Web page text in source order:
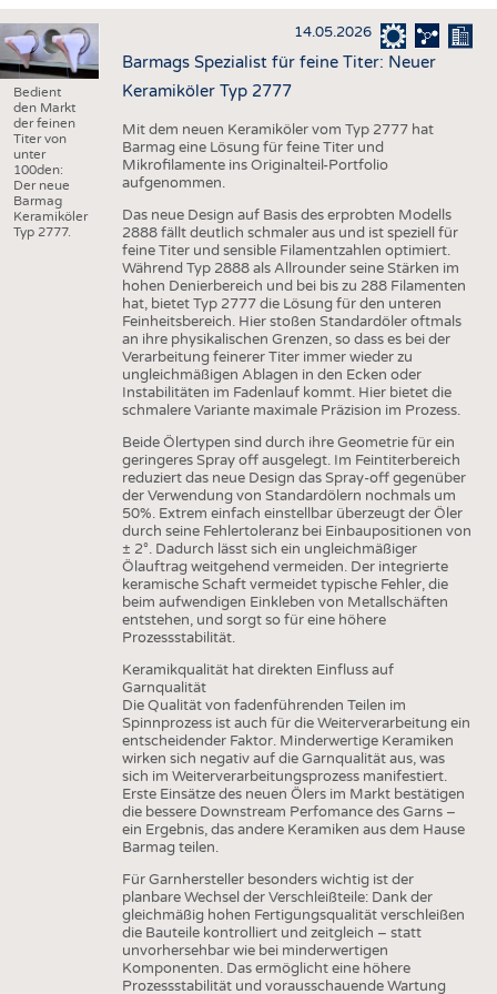
HAUS- UND HEIMTEXTILIEN
BEKLEIDUNG
TESTS
BUSINESS
UNTERNEHMEN
AUSSCHREIBUNGEN
DTV AUSSCHREIBUNGSDIENST
STATISTICS
ADRESSEN & LINKS
PUBLIKATIONEN
TERMINE
BRANCHENTERMINE
Bedient
den Markt
der feinen
Titer von
unter
100den:
Der neue
Barmag
Keramiköler
Typ 2777.
14.05.2026
Barmags Spezialist für feine Titer: Neuer
Keramiköler Typ 2777
Mit dem neuen Keramiköler vom Typ 2777 hat
Barmag eine Lösung für feine Titer und
Mikrofilamente ins Originalteil-Portfolio
aufgenommen.
Das neue Design auf Basis des erprobten Modells
2888 fällt deutlich schmaler aus und ist speziell für
feine Titer und sensible Filamentzahlen optimiert.
Während Typ 2888 als Allrounder seine Stärken im
hohen Denierbereich und bei bis zu 288 Filamenten
hat, bietet Typ 2777 die Lösung für den unteren
Feinheitsbereich. Hier stoßen Standardöler oftmals
an ihre physikalischen Grenzen, so dass es bei der
Verarbeitung feinerer Titer immer wieder zu
ungleichmäßigen Ablagen in den Ecken oder
Instabilitäten im Fadenlauf kommt. Hier bietet die
schmalere Variante maximale Präzision im Prozess.
Beide Ölertypen sind durch ihre Geometrie für ein
geringeres Spray off ausgelegt. Im Feintiterbereich
reduziert das neue Design das Spray-off gegenüber
der Verwendung von Standardölern nochmals um
50%. Extrem einfach einstellbar überzeugt der Öler
durch seine Fehlertoleranz bei Einbaupositionen von
± 2°. Dadurch lässt sich ein ungleichmäßiger
Ölauftrag weitgehend vermeiden. Der integrierte
keramische Schaft vermeidet typische Fehler, die
beim aufwendigen Einkleben von Metallschäften
entstehen, und sorgt so für eine höhere
Prozessstabilität.
Keramikqualität hat direkten Einfluss auf
Garnqualität
Die Qualität von fadenführenden Teilen im
Spinnprozess ist auch für die Weiterverarbeitung ein
entscheidender Faktor. Minderwertige Keramiken
wirken sich negativ auf die Garnqualität aus, was
sich im Weiterverarbeitungsprozess manifestiert.
Erste Einsätze des neuen Ölers im Markt bestätigen
die bessere Downstream Perfomance des Garns –
ein Ergebnis, das andere Keramiken aus dem Hause
Barmag teilen.
Für Garnhersteller besonders wichtig ist der
planbare Wechsel der Verschleißteile: Dank der
gleichmäßig hohen Fertigungsqualität verschleißen
die Bauteile kontrolliert und zeitgleich – statt
unvorhersehbar wie bei minderwertigen
Komponenten. Das ermöglicht eine höhere
Prozessstabilität und vorausschauende Wartung